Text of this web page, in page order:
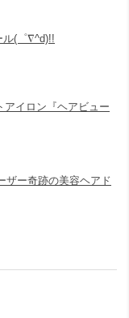
ル(゜∇^d)!!
イロン『ヘアビュー
ザー奇跡の美容ヘアド